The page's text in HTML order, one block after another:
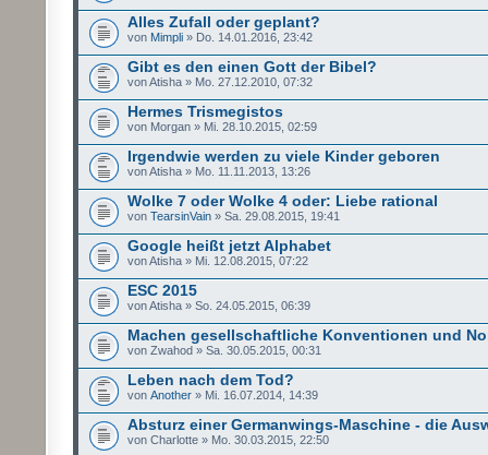
Alles Zufall oder geplant?
von Mimpli » Do. 14.01.2016, 23:42
Gibt es den einen Gott der Bibel?
von Atisha » Mo. 27.12.2010, 07:32
Hermes Trismegistos
von Morgan » Mi. 28.10.2015, 02:59
Irgendwie werden zu viele Kinder geboren
von Atisha » Mo. 11.11.2013, 13:26
Wolke 7 oder Wolke 4 oder: Liebe rational
von TearsinVain » Sa. 29.08.2015, 19:41
Google heißt jetzt Alphabet
von Atisha » Mi. 12.08.2015, 07:22
ESC 2015
von Atisha » So. 24.05.2015, 06:39
Machen gesellschaftliche Konventionen und
von Zwahod » Sa. 30.05.2015, 00:31
Leben nach dem Tod?
von Another » Mi. 16.07.2014, 14:39
Absturz einer Germanwings-Maschine - die
von Charlotte » Mo. 30.03.2015, 22:50